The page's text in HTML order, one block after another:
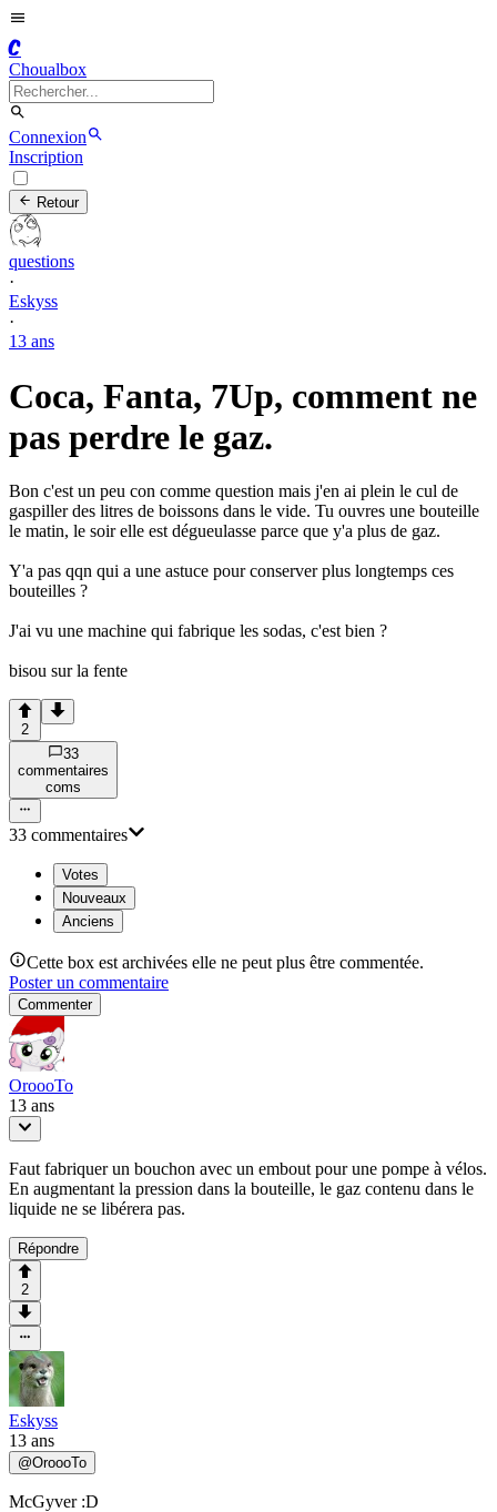
C
Choualbox
Connexion
Inscription
Retour
questions
·
Eskyss
·
13 ans
Coca, Fanta, 7Up, comment ne
pas perdre le gaz.
Bon c'est un peu con comme question mais j'en ai plein le cul de
gaspiller des litres de boissons dans le vide. Tu ouvres une bouteille
le matin, le soir elle est dégueulasse parce que y'a plus de gaz.
Y'a pas qqn qui a une astuce pour conserver plus longtemps ces
bouteilles ?
J'ai vu une machine qui fabrique les sodas, c'est bien ?
bisou sur la fente
2
33
commentaires
coms
33 commentaires
Votes
Nouveaux
Anciens
Cette box est archivées elle ne peut plus être commentée.
Poster un commentaire
Commenter
OroooTo
13 ans
Faut fabriquer un bouchon avec un embout pour une pompe à vélos.
En augmentant la pression dans la bouteille, le gaz contenu dans le
liquide ne se libérera pas.
Répondre
2
Eskyss
13 ans
@OroooTo
McGyver :D